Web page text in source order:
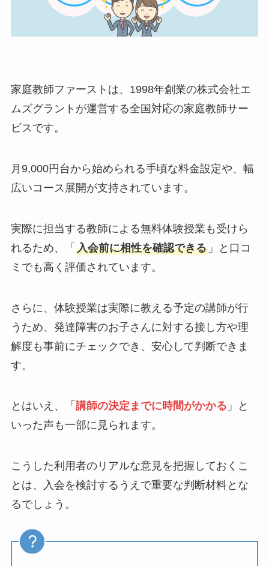
家庭教師ファーストは、1998年創業の株式会社エ
ムズグラントが運営する全国対応の家庭教師サー
ビスです。
月9,000円台から始められる手頃な料金設定や、幅
広いコース展開が支持されています。
実際に担当する教師による無料体験授業も受けら
れるため、「 入会前に相性を確認できる」と口コ
ミでも高く評価されています。
さらに、体験授業は実際に教える予定の講師が行
うため、発達障害のお子さんに対する接し方や理
解度も事前にチェックでき、安心して判断できま
す。
とはいえ、「 講師の決定までに時間がかかる 」と
いった声も一部に見られます。
こうした利用者のリアルな意見を把握しておくこ
とは、入会を検討するうえで重要な判断材料とな
るでしょう。